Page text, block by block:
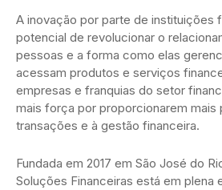
A inovação por parte de instituições
potencial de revolucionar o
pessoas e a forma como elas
acessam produtos e serviços
empresas e franquias do setor
mais força por proporcionarem mais
transações e à gestão financeira.
Fundada em 2017 em São José do
Soluções Financeiras está em plena